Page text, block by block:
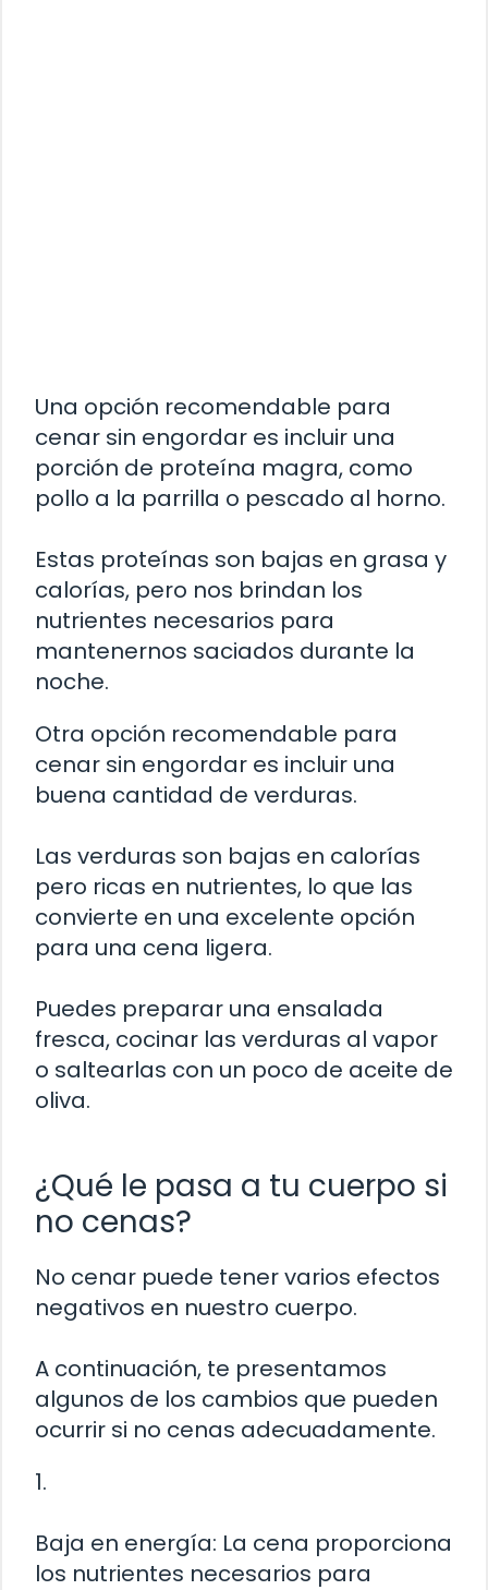
Una opción recomendable para
cenar sin engordar es incluir una
porción de proteína magra, como
pollo a la parrilla o pescado al horno.
Estas proteínas son bajas en grasa y
calorías, pero nos brindan los
nutrientes necesarios para
mantenernos saciados durante la
noche.
Otra opción recomendable para
cenar sin engordar es incluir una
buena cantidad de verduras.
Las verduras son bajas en calorías
pero ricas en nutrientes, lo que las
convierte en una excelente opción
para una cena ligera.
Puedes preparar una ensalada
fresca, cocinar las verduras al vapor
o saltearlas con un poco de aceite de
oliva.
¿Qué le pasa a tu cuerpo si
no cenas?
No cenar puede tener varios efectos
negativos en nuestro cuerpo.
A continuación, te presentamos
algunos de los cambios que pueden
ocurrir si no cenas adecuadamente.
1.
Baja en energía: La cena proporciona
los nutrientes necesarios para